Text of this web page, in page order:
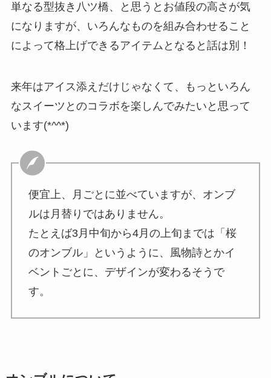
単なる型抜き八ツ橋、と思うとお値段の高さが気
になりますが、いろんなものを組み合わせること
によって格上げできるアイテムとなると話は別！
来年はアイス添えだけじゃなくて、もっといろん
なスイーツとのコラボを楽しんでみたいと思って
います(*^^*)
便宜上、月ごとに並べていますが、オンブ
ルは月替りではありません。
たとえば3月中旬から4月の上旬までは「桜
のオンブル」というように、風物詩とかイ
ベントごとに、デザインが変わるそうで
す。